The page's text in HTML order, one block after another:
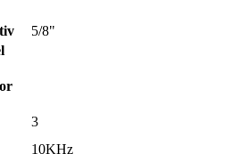
5/8"
3
10KHz